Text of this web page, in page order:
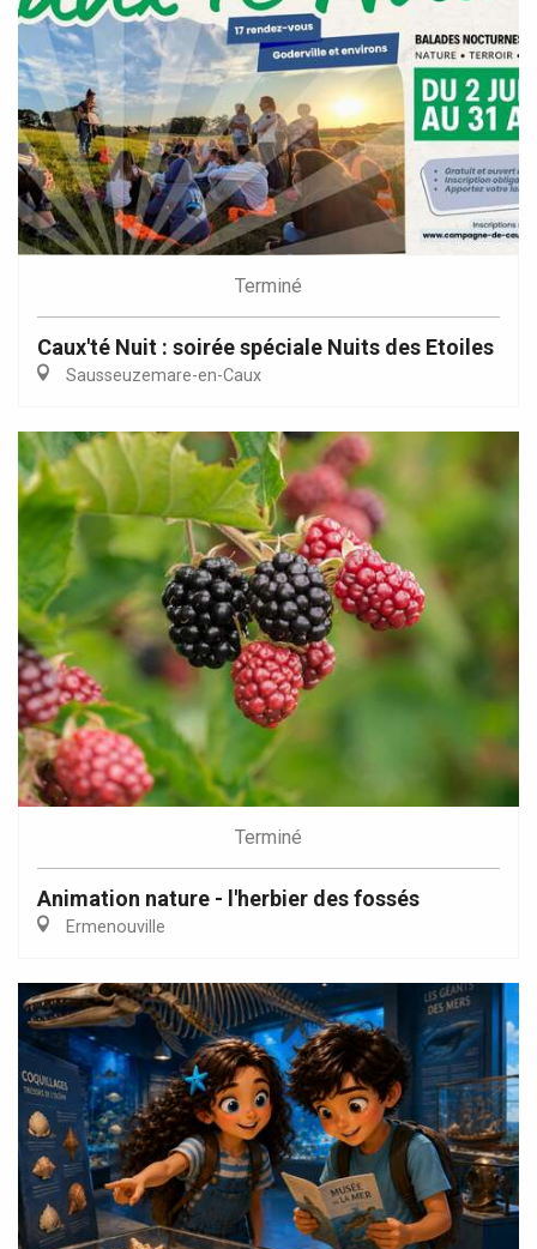
Terminé
Caux'té Nuit : soirée spéciale Nuits des Etoiles
Sausseuzemare-en-Caux
Terminé
Animation nature - l'herbier des fossés
Ermenouville